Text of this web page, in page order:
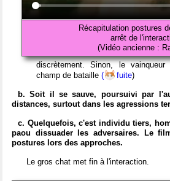
Récapitulation postures
arrêt de
(Vidéo ancienne :
discrètement. Sinon, le
champ de bataille ( fuite)
b. Soit il se sauve, poursuivi par
distances, surtout dans les agressions
c. Quelquefois, c'est individu tiers,
paou dissuader les adversaires. Le
postures lors des approches.
Le gros chat met fin à l'interaction.